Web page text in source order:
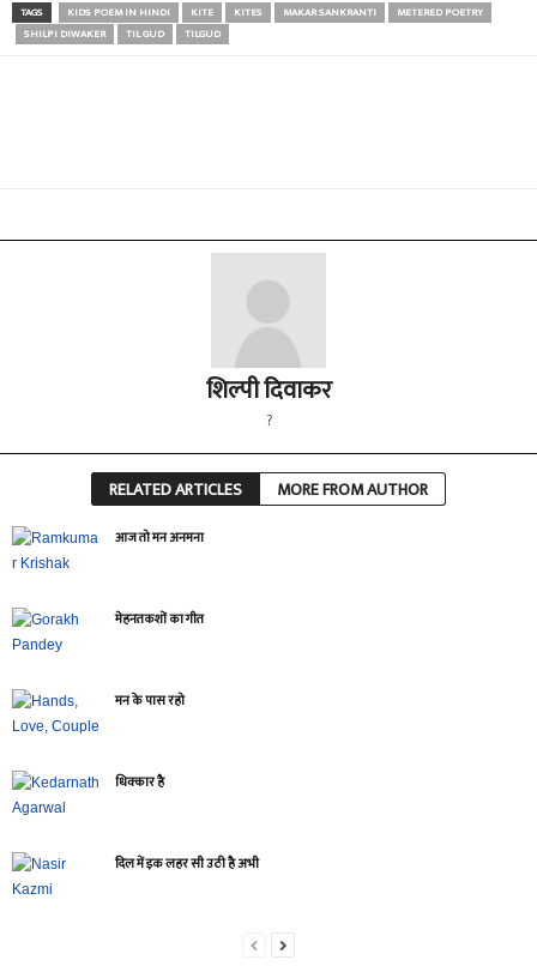
TAGS KIDS POEM IN HINDI KITE KITES MAKAR SANKRANTI
METERED POETRY
SHILPI DIWAKER
TIL GUD TILGUD
शिल्पी दिवाकर
?
RELATED ARTICLES MORE FROM AUTHOR
आज तो मन अनमना
मेहनतकशों का गीत
मन के पास रहो
धिक्कार है
दिल में इक लहर सी उठी है अभी